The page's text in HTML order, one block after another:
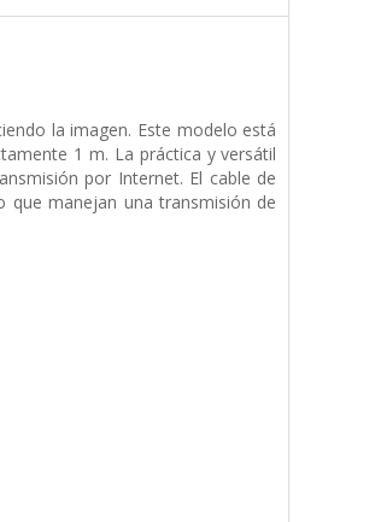
la imagen. Este modelo está
1 m. La práctica y versátil
por Internet. El cable de
que manejan una transmisión de